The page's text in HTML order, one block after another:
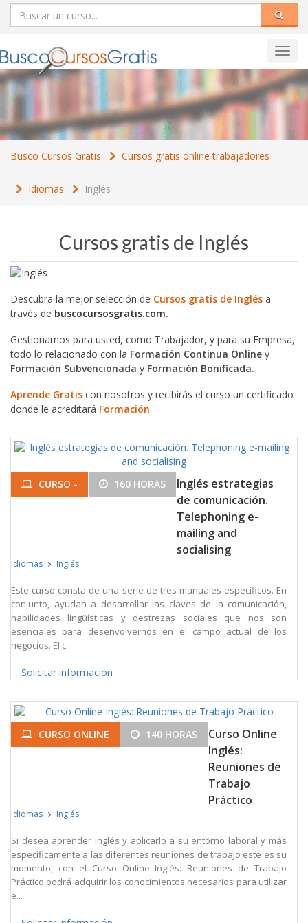
Busco Cursos Gratis Cursos gratis online trabajadores
Idiomas Inglés
Cursos gratis de Inglés
Descubra la mejor selección de Cursos gratis de Inglés a
través de buscocursosgratis.com.
Gestionamos para usted, como Trabajador, y para su Empresa,
todo lo relacionado con la Formación Continua Online y
Formación Subvencionada y Formación Bonificada.
Aprende Gratis con nosotros y recibirás el curso un certificado
donde le acreditará Formación.
CURSO - 160 HORAS
Inglés estrategias
de comunicación.
Telephoning e-
mailing and
socialising
Idiomas Inglés
Este curso consta de una serie de tres manuales específicos. En
conjunto, ayudan a desarrollar las claves de la comunicación,
habilidades lingüísticas y destrezas sociales que nos son
esenciales para desenvolvernos en el campo actual de los
negocios. El c...
Solicitar información
CURSO ONLINE 140 HORAS
Curso Online
Inglés:
Reuniones de
Trabajo
Práctico
Idiomas Inglés
Si desea aprender inglés y aplicarlo a su entorno laboral y más
específicamente a las diferentes reuniones de trabajo este es su
momento, con el Curso Online Inglés: Reuniones de Trabajo
Práctico podrá adquirir los conocimientos necesarios para utilizar
e...